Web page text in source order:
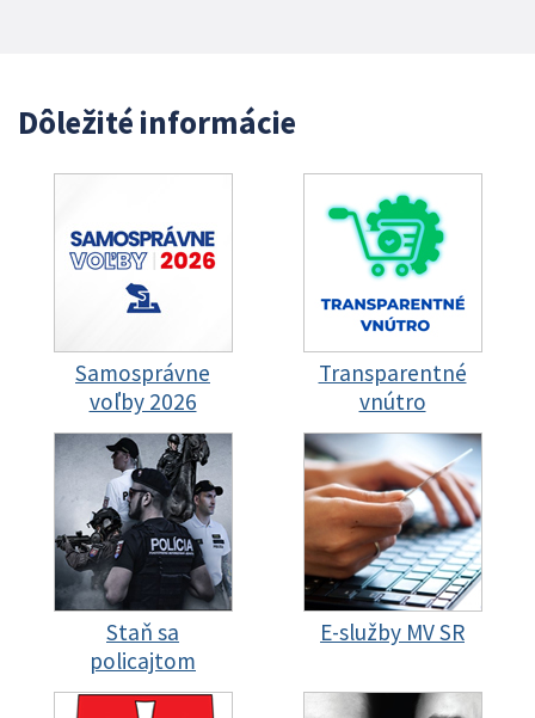
Dôležité informácie
Samosprávne
voľby 2026
Transparentné
vnútro
Staň sa
policajtom
E-služby MV SR